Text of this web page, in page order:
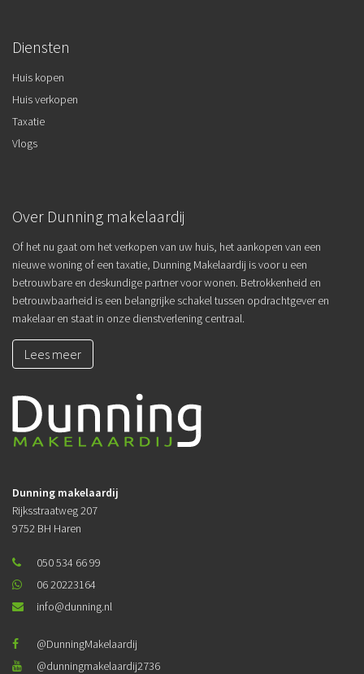
Diensten
Huis kopen
Huis verkopen
Taxatie
Vlogs
Over Dunning makelaardij
Of het nu gaat om het verkopen van uw huis, het aankopen van een
nieuwe woning of een taxatie, Dunning Makelaardij is voor u een
betrouwbare en deskundige partner voor wonen. Betrokkenheid en
betrouwbaarheid is een belangrijke schakel tussen opdrachtgever en
makelaar en staat in onze dienstverlening centraal.
Lees meer
Dunning makelaardij
Rijksstraatweg 207
9752 BH Haren
050 534 66 99
06 20223164
info@dunning.nl
@DunningMakelaardij
@dunningmakelaardij2736